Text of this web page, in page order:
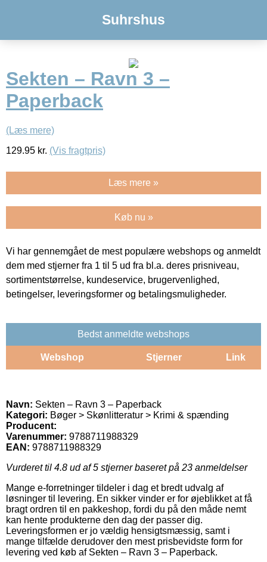
Suhrshus
Sekten – Ravn 3 –
Paperback
(Læs mere)
129.95 kr. (Vis fragtpris)
Læs mere »
Køb nu »
Vi har gennemgået de mest populære webshops og anmeldt
dem med stjerner fra 1 til 5 ud fra bl.a. deres prisniveau,
sortimentstørrelse, kundeservice, brugervenlighed,
betingelser, leveringsformer og betalingsmuligheder.
Bedst anmeldte webshops
Webshop Stjerner Link
Navn: Sekten – Ravn 3 – Paperback
Kategori: Bøger > Skønlitteratur > Krimi & spænding
Producent:
Varenummer: 9788711988329
EAN: 9788711988329
Vurderet til 4.8 ud af 5 stjerner baseret på 23 anmeldelser
Mange e-forretninger tildeler i dag et bredt udvalg af
løsninger til levering. En sikker vinder er for øjeblikket at få
bragt ordren til en pakkeshop, fordi du på den måde nemt
kan hente produkterne den dag der passer dig.
Leveringsformen er jo vældig hensigtsmæssig, samt i
mange tilfælde derudover den mest prisbevidste form for
levering ved køb af Sekten – Ravn 3 – Paperback.